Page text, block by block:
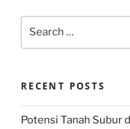
RECENT POSTS
Potensi Tanah Subur